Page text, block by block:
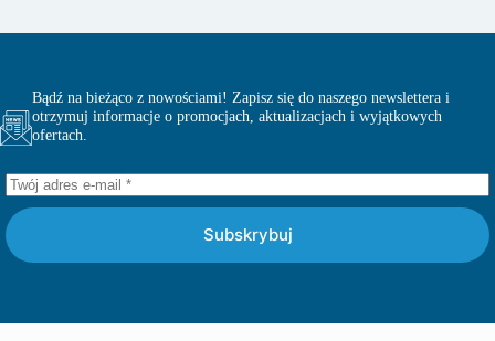
Bądź na bieżąco z nowościami! Zapisz się do naszego newslettera i
otrzymuj informacje o promocjach, aktualizacjach i wyjątkowych
ofertach.
Subskrybuj